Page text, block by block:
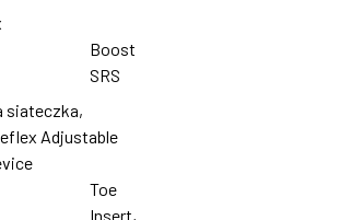
siateczka,
Adjustable
Boost
SRS
Toe
Insert,